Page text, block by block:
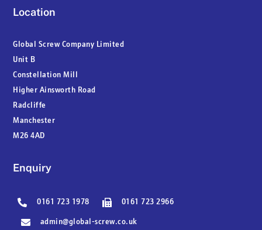
Location
Global Screw Company Limited
Unit B
Constellation Mill
Higher Ainsworth Road
Radcliffe
Manchester
M26 4AD
Enquiry
0161 723 1978 0161 723 2966
admin@global-screw.co.uk